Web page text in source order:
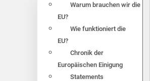
Warum brauchen wir die
EU?
Wie funktioniert die
EU?
Chronik der
Europäischen Einigung
Statements